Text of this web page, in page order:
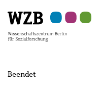
Hauptinhalt
springen
Navigation
springen
Suche
springen
Sekundärnavigation
springen
Fußzeile
springen
Beendet